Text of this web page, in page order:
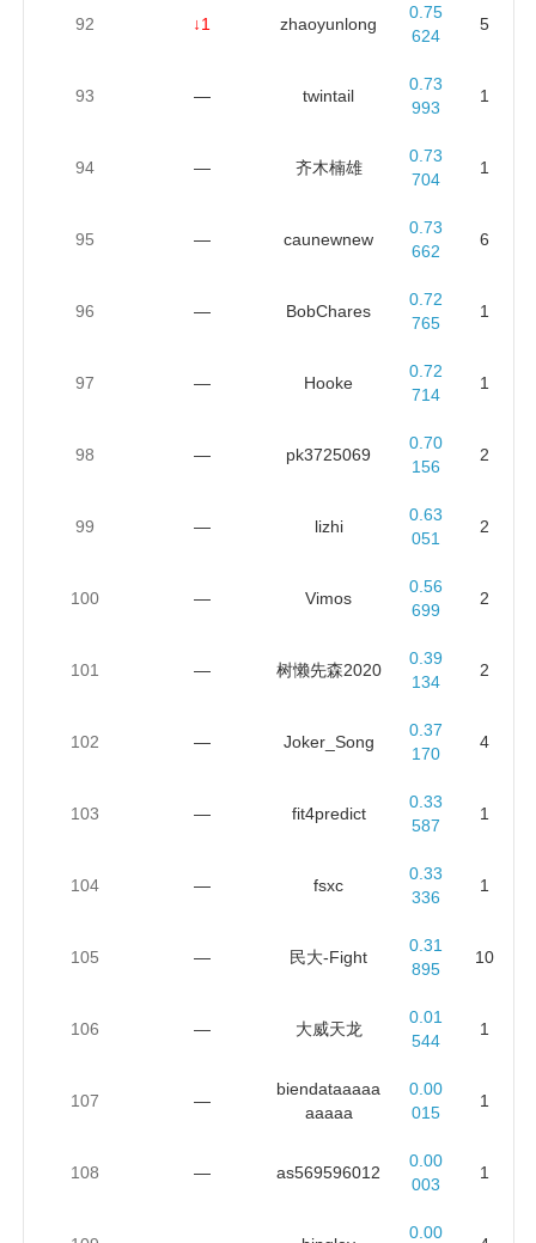
92 ↓1 zhaoyunlong
0.75
624
5
93 — twintail
0.73
993
1
94 — 齐木楠雄
0.73
704
1
95 — caunewnew
0.73
662
6
96 — BobChares
0.72
765
1
97 — Hooke
0.72
714
1
98 — pk3725069
0.70
156
2
99 — lizhi
0.63
051
2
100 — Vimos
0.56
699
2
101 — 树懒先森2020
0.39
134
2
102 — Joker_Song
0.37
170
4
103 — fit4predict
0.33
587
1
104 — fsxc
0.33
336
1
105 — 民大-Fight
0.31
895
10
106 — 大威天龙
0.01
544
1
107 —
biendataaaaa
aaaaa
0.00
015
1
108 — as569596012
0.00
003
1
0.00